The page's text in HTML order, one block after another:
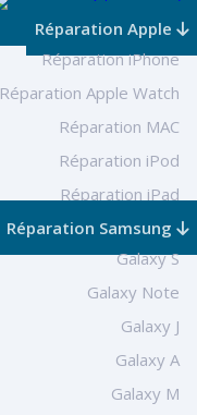
Réparation Apple
Réparation iPhone
Réparation Apple Watch
Réparation MAC
Réparation iPod
Réparation iPad
Réparation Samsung
Galaxy S
Galaxy Note
Galaxy J
Galaxy A
Galaxy M